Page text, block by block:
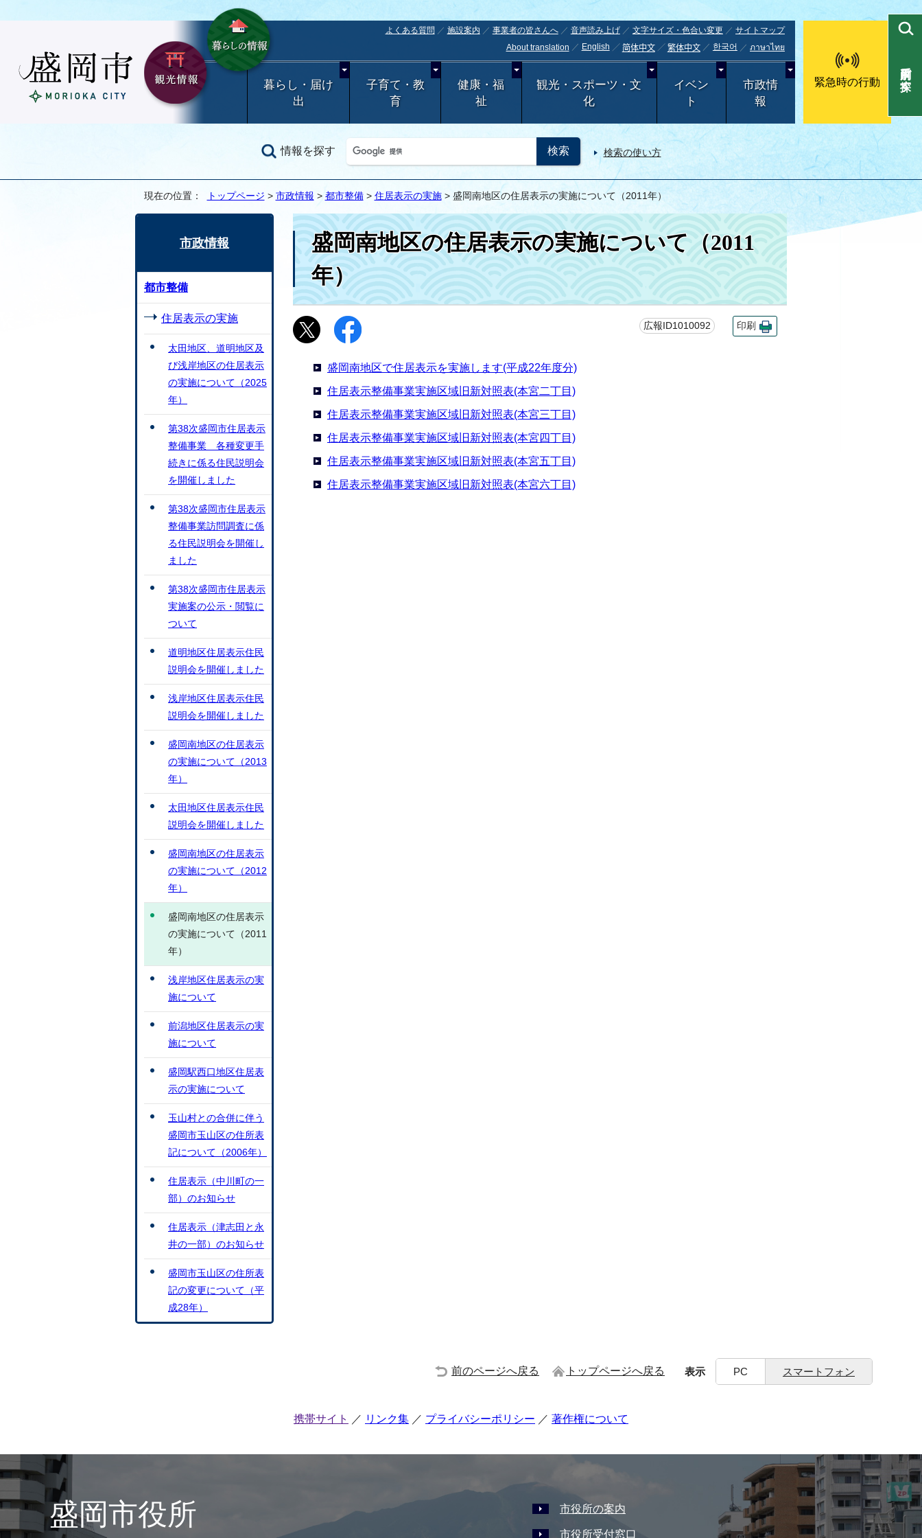
よくある質問 施設案内 事業者の皆さんへ 音声読み上げ 文字サイズ・色合い変更
サイトマップ
About translation
English 简体中文 繁体中文 한국어 ภาษาไทย
暮らし・届け
出
子育て・教
育
健康・福
祉
観光・スポーツ・文
化
イベン
ト
市政情
報
緊急時の行動
情報を探す 検索の使い方
目的別で探す
現在の位置： トップページ > 市政情報 > 都市整備> 住居表示の実施> 盛岡南地区の住居表示の実施について（2011年）
盛岡南地区の住居表示の実施について（2011
年）
広報ID1010092 印刷
盛岡南地区で住居表示を実施します(平成22年度分)
住居表示整備事業実施区域旧新対照表(本宮二丁目)
住居表示整備事業実施区域旧新対照表(本宮三丁目)
住居表示整備事業実施区域旧新対照表(本宮四丁目)
住居表示整備事業実施区域旧新対照表(本宮五丁目)
住居表示整備事業実施区域旧新対照表(本宮六丁目)
市政情報
都市整備
住居表示の実施
太田地区、道明地区及
び浅岸地区の住居表示
の実施について（2025
年）
第38次盛岡市住居表示
整備事業 各種変更手
続きに係る住民説明会
を開催しました
第38次盛岡市住居表示
整備事業訪問調査に係
る住民説明会を開催し
ました
第38次盛岡市住居表示
実施案の公示・閲覧に
ついて
道明地区住居表示住民
説明会を開催しました
浅岸地区住居表示住民
説明会を開催しました
盛岡南地区の住居表示
の実施について（2013
年）
太田地区住居表示住民
説明会を開催しました
盛岡南地区の住居表示
の実施について（2012
年）
盛岡南地区の住居表示
の実施について（2011
年）
浅岸地区住居表示の実
施について
前潟地区住居表示の実
施について
盛岡駅西口地区住居表
示の実施について
玉山村との合併に伴う
盛岡市玉山区の住所表
記について（2006年）
住居表示（中川町の一
部）のお知らせ
住居表示（津志田と永
井の一部）のお知らせ
盛岡市玉山区の住所表
記の変更について（平
成28年）
前のページへ戻る トップページへ戻る 表示 PC スマートフォン
携帯サイト リンク集 プライバシーポリシー 著作権について
盛岡市役所 市役所の案内
市役所受付窓口